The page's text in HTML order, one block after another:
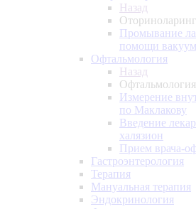
Назад
Промывание
помощи
Офтальмология
Назад
Офтальмология
Измерение
по Маклакову
Введение
халязион
Прием врача-
Гастроэнтерология
Терапия
Мануальная терапия
Эндокринология